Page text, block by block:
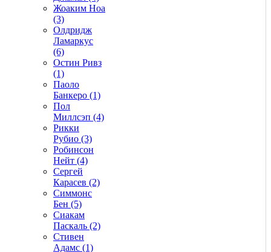
Жоаким Ноа
(3)
Олдридж
Ламаркус
(6)
Остин Ривз
(1)
Паоло
Банкеро (1)
Пол
Миллсэп (4)
Рикки
Рубио (3)
Робинсон
Нейт (4)
Сергей
Карасев (2)
Симмонс
Бен (5)
Сиакам
Паскаль (2)
Стивен
Адамс (1)